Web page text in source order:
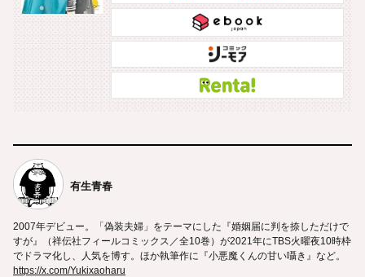
有生青春
2007年デビュー。「偽装夫婦」をテーマにした『婚姻届に判を捺しただけで
すが』（祥伝社フィールコミックス／全10巻）が2021年にTBS火曜夜10時枠
でドラマ化し、人気を博す。ほか執筆作に『小悪魔くんの甘い囁き』など。
https://x.com/Yukixaoharu